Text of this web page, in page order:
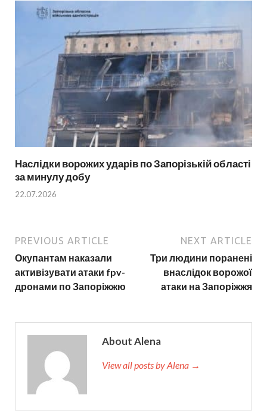
Наслідки ворожих ударів по Запорізькій області
за минулу добу
22.07.2026
PREVIOUS ARTICLE
Окупантам наказали
активізувати атаки fpv-
дронами по Запоріжжю
NEXT ARTICLE
Три людини поранені
внаслідок ворожої
атаки на Запоріжжя
About Alena
View all posts by Alena →